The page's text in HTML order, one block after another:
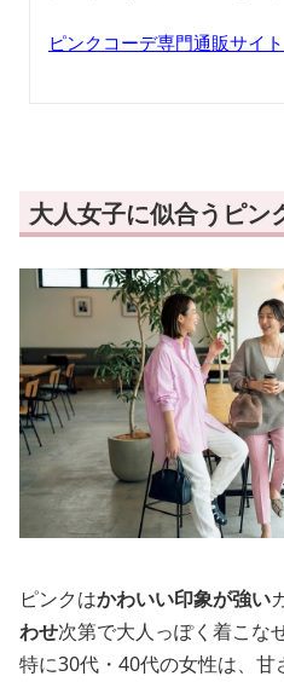
ピンクコーデ専門通販サイ
大人女子に似合うピン
ピンクはかわいい印象が強い
わせ次第で大人っぽく着こな
特に30代・40代の女性は、